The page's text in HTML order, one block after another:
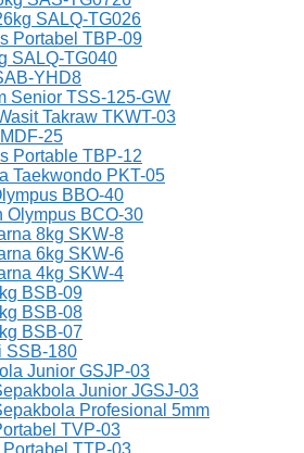
SALQ-TG026
Portabel TBP-09
SALQ-TG040
YHD8
Senior TSS-125-GW
Takraw TKWT-03
25
Portable TBP-12
Taekwondo PKT-05
BBO-40
Olympus BCO-30
8kg SKW-8
6kg SKW-6
4kg SKW-4
BSB-09
BSB-08
BSB-07
SSB-180
Junior GSJP-03
Junior JGSJ-03
Profesional 5mm
TVP-03